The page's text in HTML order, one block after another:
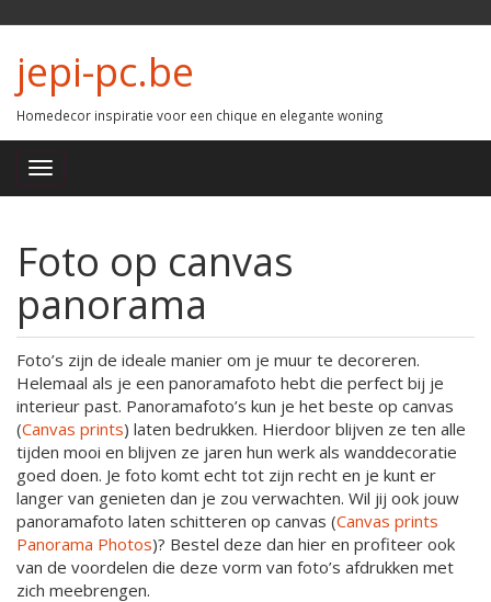
jepi-pc.be
Homedecor inspiratie voor een chique en elegante woning
Foto op canvas
panorama
Foto’s zijn de ideale manier om je muur te decoreren.
Helemaal als je een panoramafoto hebt die perfect bij je
interieur past. Panoramafoto’s kun je het beste op canvas
(Canvas prints) laten bedrukken. Hierdoor blijven ze ten alle
tijden mooi en blijven ze jaren hun werk als wanddecoratie
goed doen. Je foto komt echt tot zijn recht en je kunt er
langer van genieten dan je zou verwachten. Wil jij ook jouw
panoramafoto laten schitteren op canvas (Canvas prints
Panorama Photos)? Bestel deze dan hier en profiteer ook
van de voordelen die deze vorm van foto’s afdrukken met
zich meebrengen.